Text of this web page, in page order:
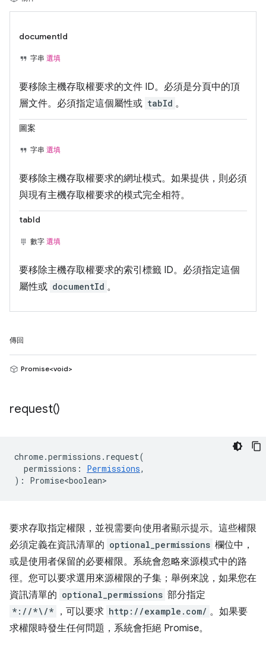
documentId
字串 選填
要移除主機存取權要求的文件 ID。必須是分頁中的頂
層文件。必須指定這個屬性或 tabId 。
圖案
字串 選填
要移除主機存取權要求的網址模式。如果提供，則必須
與現有主機存取權要求的模式完全相符。
tabId
數字 選填
要移除主機存取權要求的索引標籤 ID。必須指定這個
屬性或 documentId 。
傳回
Promise<void>
request()
chrome.permissions . request(
permissions : Permissions,
) : Promise<boolean>
要求存取指定權限，並視需要向使用者顯示提示。這些權限
必須定義在資訊清單的 optional_permissions 欄位中，
或是使用者保留的必要權限。系統會忽略來源模式中的路
徑。您可以要求選用來源權限的子集；舉例來說，如果您在
資訊清單的 optional_permissions 部分指定
*://*\/* ，可以要求 http://example.com/ 。如果要
求權限時發生任何問題，系統會拒絕 Promise。